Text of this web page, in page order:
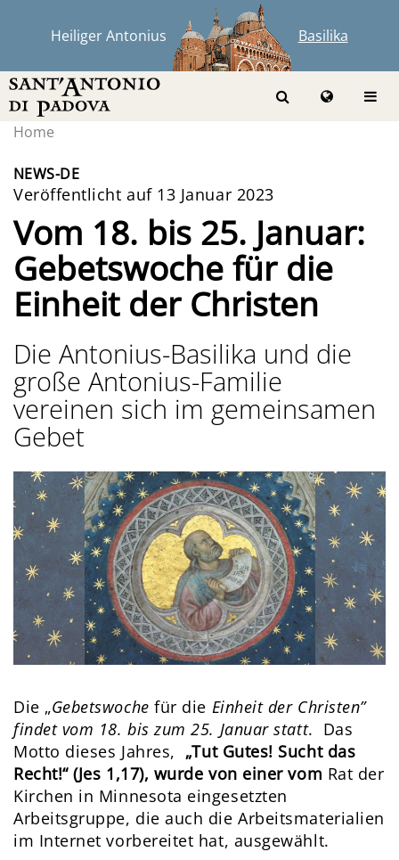
Heiliger Antonius Basilika
Home
NEWS-DE
Veröffentlicht auf 13 Januar 2023
Vom 18. bis 25. Januar:
Gebetswoche für die
Einheit der Christen
Die Antonius-Basilika und die
große Antonius-Familie
vereinen sich im gemeinsamen
Gebet
Die „Gebetswoche für die Einheit der Christen”
findet vom 18. bis zum 25. Januar statt. Das
Motto dieses Jahres, „Tut Gutes! Sucht das
Recht!“ (Jes 1,17), wurde von einer vom Rat der
Kirchen in Minnesota eingesetzten
Arbeitsgruppe, die auch die Arbeitsmaterialien
im Internet vorbereitet hat, ausgewählt.